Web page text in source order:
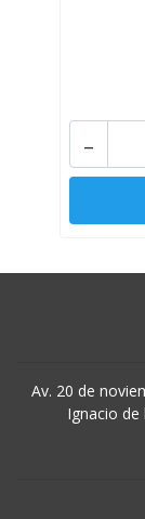
-
Av. 20 de
Ignacio de